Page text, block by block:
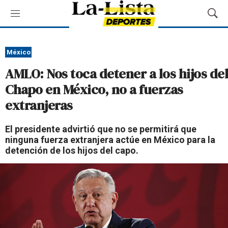
M
e
ú
M
o
a
r
u
e
México
AMLO: Nos toca detener a los hijos del
Chapo en México, no a fuerzas
extranjeras
El presidente advirtió que no se permitirá que
ninguna fuerza extranjera actúe en México para la
detención de los hijos del capo.